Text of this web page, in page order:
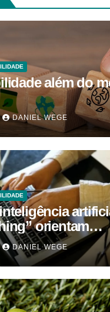
além do
DANIEL WEGE
orientam
DANIEL WEGE